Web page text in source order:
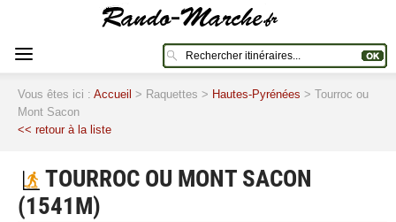
Vous êtes ici : Accueil > Raquettes > Hautes-Pyrénées > Tourroc ou
Mont Sacon
<< retour à la liste
TOURROC OU MONT SACON
(1541M)